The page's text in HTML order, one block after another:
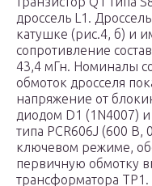
дроссель L1.
катушке (рис.4, б) и
сопротивление
43,4 мГн. Номиналы
обмоток дросселя
напряжение от
диодом D1 (1N4007) и
типа PCR606J (600 В,
ключевом режиме,
первичную обмотку
трансформатора